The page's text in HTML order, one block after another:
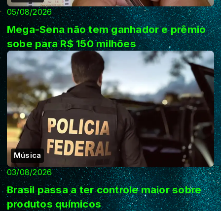
05/08/2026
Mega-Sena não tem ganhador e prêmio
sobe para R$ 150 milhões
Música
03/08/2026
Brasil passa a ter controle maior sobre
produtos químicos